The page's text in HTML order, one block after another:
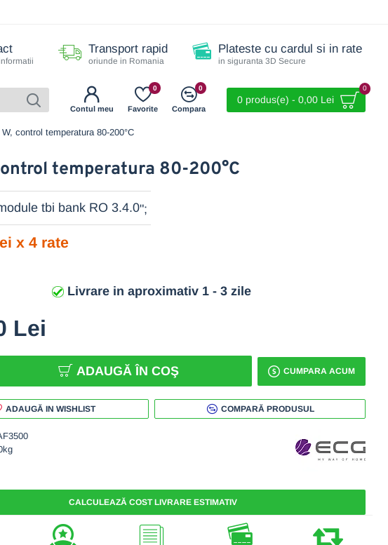
Transport rapid
oriunde in Romania
Plateste cu cardul si in rate
in siguranta 3D Secure
Contul meu Favorite
0
Compara
0
0 produs(e) - 0,00 Lei
0
control temperatura 80-200°C
temperatura 80-200°C
Lei
ADAUGĂ ÎN COŞ CUMPARA ACUM
ADAUGĂ IN WISHLIST COMPARĂ PRODUSUL
";
x 4 rate
Livrare in aproximativ 1 - 3 zile
CALCULEAZĂ COST LIVRARE ESTIMATIV